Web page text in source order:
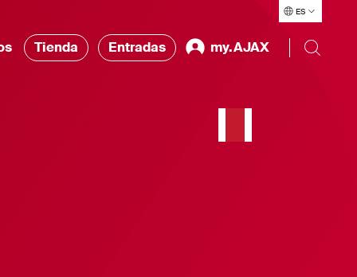
ES
Tienda Entradas my.AJAX